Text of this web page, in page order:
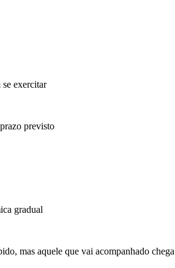
se exercitar
previsto
gradual
mas aquele que vai acompanhado